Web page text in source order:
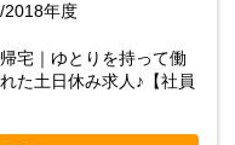
2018年度
宅｜ゆとりを持って働
た土日休み求人♪【社員